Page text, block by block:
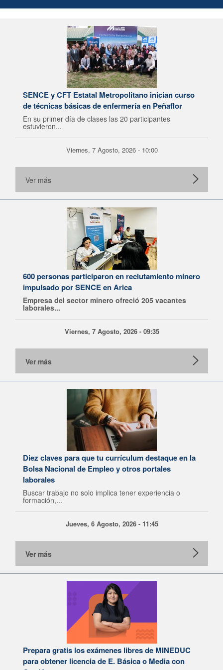
SENCE y CFT Estatal Metropolitano inician curso
de técnicas básicas de enfermería en Peñaflor
En su primer día de clases las 20 participantes
estuvieron...
Viernes, 7 Agosto, 2026 - 10:00
Ver más
600 personas participaron en reclutamiento minero
impulsado por SENCE en Arica
Empresa del sector minero ofreció 205 vacantes
laborales...
Viernes, 7 Agosto, 2026 - 09:35
Ver más
Diez claves para que tu currículum destaque en la
Bolsa Nacional de Empleo y otros portales
laborales
Buscar trabajo no solo implica tener experiencia o
formación,...
Jueves, 6 Agosto, 2026 - 11:45
Ver más
Prepara gratis los exámenes libres de MINEDUC
para obtener licencia de E. Básica o Media con